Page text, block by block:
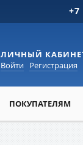
+7
ЛИЧНЫЙ
Войти Регистрация
ПОКУПАТЕЛЯМ